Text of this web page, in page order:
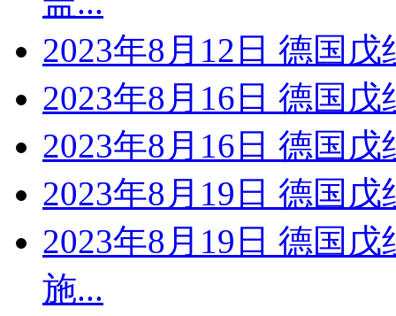
2023年8月12日 德国
2023年8月16日 德国
2023年8月16日 德国
2023年8月19日 德国
2023年8月19日 德国
施...